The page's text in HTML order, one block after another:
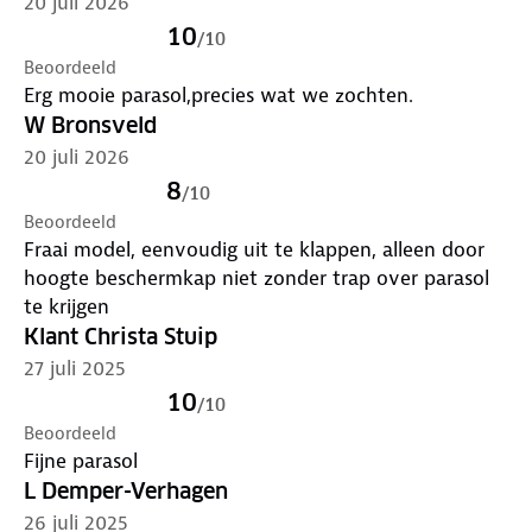
10/10
Beoordeeld
Erg mooie parasol,precies wat we zochten.
W Bronsveld
20 juli 2026
8/10
Beoordeeld
Fraai model, eenvoudig uit te klappen, alleen door
hoogte beschermkap niet zonder trap over parasol
te krijgen
Klant Christa Stuip
27 juli 2025
10/10
Beoordeeld
Fijne parasol
L Demper-Verhagen
26 juli 2025